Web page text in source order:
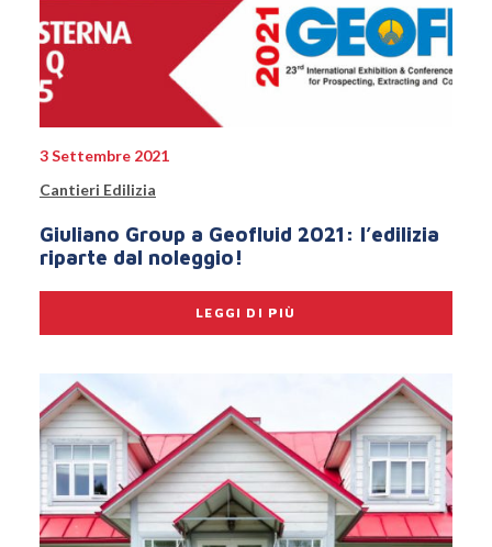
3 Settembre 2021
Cantieri Edilizia
Giuliano Group a Geofluid 2021: l’edilizia
riparte dal noleggio!
LEGGI DI PIÙ